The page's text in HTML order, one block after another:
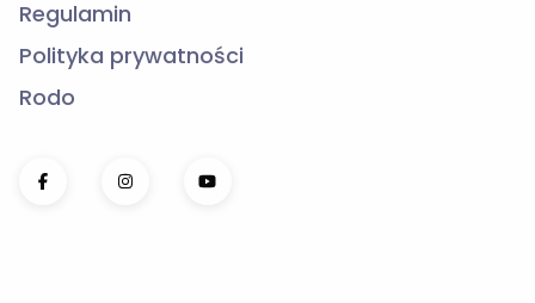
Polityka prywatności
Rodo